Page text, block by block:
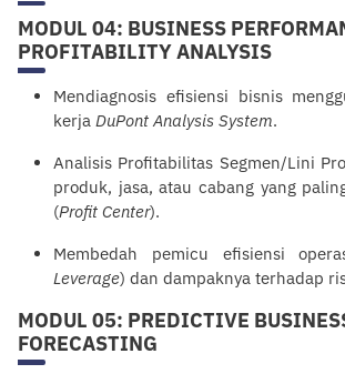
MODUL 04: BUSINESS
PROFITABILITY ANALYSIS
Mendiagnosis efisiensi bisnis
kerja DuPont Analysis System.
Analisis Profitabilitas Segmen/Lini
produk, jasa, atau cabang yang
(Profit Center).
Membedah pemicu efisiensi
Leverage) dan dampaknya terhadap
MODUL 05: PREDICTIVE
FORECASTING